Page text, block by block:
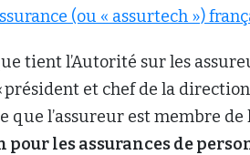
(ou « assurtech »)
tient l’Autorité sur les
président et chef de la
que l’assureur est membre de
les assurances de